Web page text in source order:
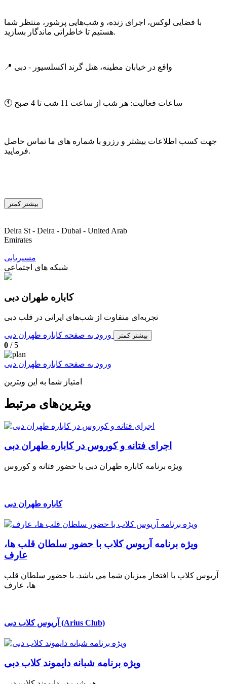
با فضایی لوکس، اجرای زنده، و شب‌هایی پرشور، منتظر شما
هستیم تا خاطراتی ماندگار بسازید.
📍 واقع در خیابان مطینه، هتل گرند اکسلسیور - دبی
🕚 ساعات فعالیت: هر شب از ساعت 11 شب تا 4 صبح
جهت کسب اطلاعات بیشتر و رزرو با شماره های ما تماس حاصل
فرمایید.
بیشتر کمتر
Deira St - Deira - Dubai - United Arab
Emirates
مسیریابی
شبکه های اجتماعی
کاباره طهران دبی
تجربه‌ای متفاوت از شب‌های ایرانی در قلب دبی
بیشتر کمتر
0 / 5
ورود به صفحه کاباره طهران دبی
امتیاز شما به این ویترین
ویترین‌های مرتبط
اجرای فتانه و کوروس در کاباره طهران دبی
ویژه برنامه کاباره طهران دبی با حضور فتانه و کوروس
کاباره طهران دبی
ويژه برنامه آريوس كلاب با حضور سلطان قلب ها،
عارف
آريوس كلاب با افتخار ميزبان شما مي باشد. با حضور سلطان قلب
ها، عارف
آریوس کلاب دبی (Arius Club)
ویژه برنامه شبانه دایموند کلاب دبی